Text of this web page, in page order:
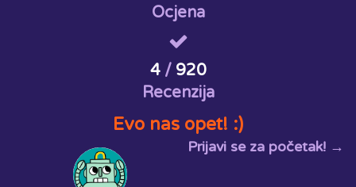
Ocjena
4/ 920
Recenzija
Evo nas opet! :)
Prijavi se za početak! →